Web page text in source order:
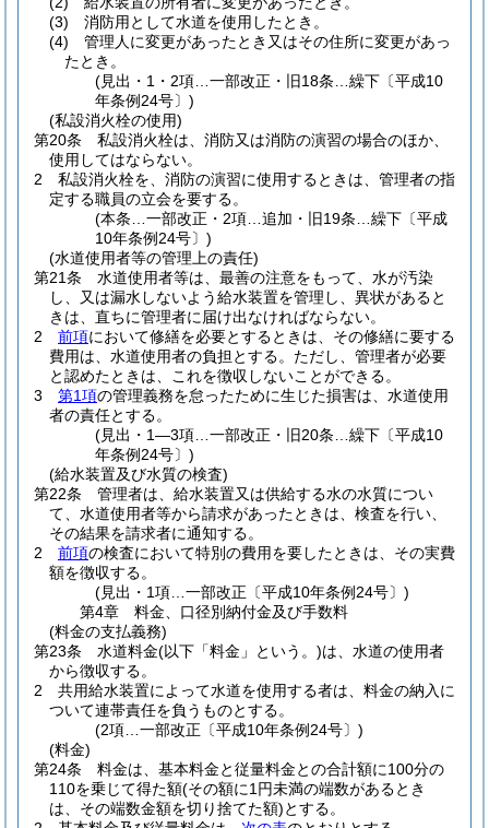
(3)
消防用として水道を使用したとき。
(4)
管理人に変更があったとき又はその住所に変更があっ
たとき。
(見出・1・2項…一部改正・旧18条…繰下〔平成10
年条例24号〕)
(私設消火栓の使用)
第20条
私設消火栓は、消防又は消防の演習の場合のほか、
使用してはならない。
2
私設消火栓を、消防の演習に使用するときは、管理者の指
定する職員の立会を要する。
(本条…一部改正・2項…追加・旧19条…繰下〔平成
10年条例24号〕)
(水道使用者等の管理上の責任)
第21条
水道使用者等は、最善の注意をもって、水が汚染
し、又は漏水しないよう給水装置を管理し、異状があると
きは、直ちに管理者に届け出なければならない。
2
前項において修繕を必要とするときは、その修繕に要する
費用は、水道使用者の負担とする。 ただし、管理者が必要
と認めたときは、これを徴収しないことができる。
3
第1項の管理義務を怠ったために生じた損害は、水道使用
者の責任とする。
(見出・1―3項…一部改正・旧20条…繰下〔平成10
年条例24号〕)
(給水装置及び水質の検査)
第22条
管理者は、給水装置又は供給する水の水質につい
て、水道使用者等から請求があったときは、検査を行い、
その結果を請求者に通知する。
2
前項の検査において特別の費用を要したときは、その実費
額を徴収する。
(見出・1項…一部改正〔平成10年条例24号〕)
第4章
料金、口径別納付金及び手数料
(料金の支払義務)
第23条
水道料金(以下「料金」という。)は、水道の使用者
から徴収する。
2
共用給水装置によって水道を使用する者は、料金の納入に
ついて連帯責任を負うものとする。
(2項…一部改正〔平成10年条例24号〕)
(料金)
第24条
料金は、基本料金と従量料金との合計額に100分の
110を乗じて得た額(その額に1円未満の端数があるとき
は、その端数金額を切り捨てた額)とする。